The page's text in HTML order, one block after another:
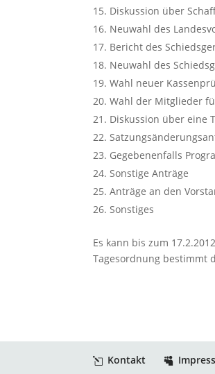
Diskussion über
Neuwahl des
Bericht des
Neuwahl des
Wahl neuer
Wahl der Mitglieder
Diskussion über eine
Gegebenenfalls
Sonstige Anträge
Anträge an den
Sonstiges
Es kann bis zum
Tagesordnung bestimmt
Kontakt